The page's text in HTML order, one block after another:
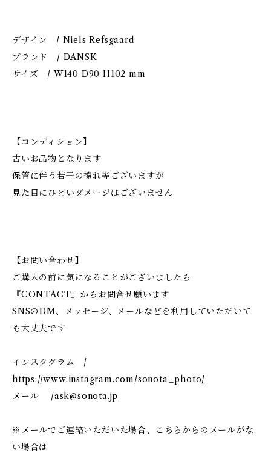
デザイン / Niels Refsgaard
ブランド / DANSK
サイズ / W140 D90 H102 mm
【コンディション】
古いお品物となります
保管に伴う若干の擦れ等ございますが
見た目にひどいダメージはございません
【お問い合わせ】
ご購入の前に気になることがございましたら
『CONTACT』からお問合せ願います
SNSのDM、メッセージ、メールなどを利用していただいて
も大丈夫です
インスタグラム /
https://www.instagram.com/sonota_photo/
メール /ask@sonota.jp
※メールでご連絡いただいた場合、こちらからのメールがな
い場合は